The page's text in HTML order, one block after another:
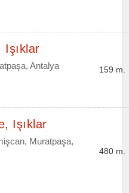
Antalya 159 m.
Işıklar
Muratpaşa,
480 m.